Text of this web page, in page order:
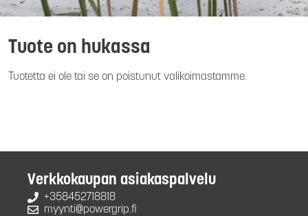
Tuote on hukassa
Tuotetta ei ole tai se on poistunut valikoimastamme.
Verkkokaupan asiakaspalvelu
+358452718818
myynti@powergrip.fi